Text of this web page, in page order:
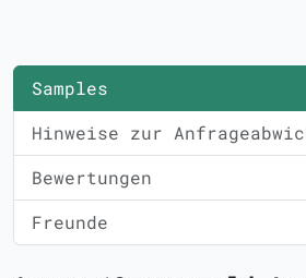
Samples
Hinweise zur
Bewertungen
Freunde